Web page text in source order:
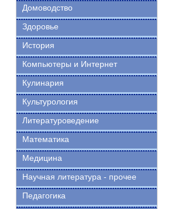
Домоводство
Здоровье
История
Компьютеры и Интернет
Кулинария
Культурология
Литературоведение
Математика
Медицина
Научная литература - прочее
Педагогика